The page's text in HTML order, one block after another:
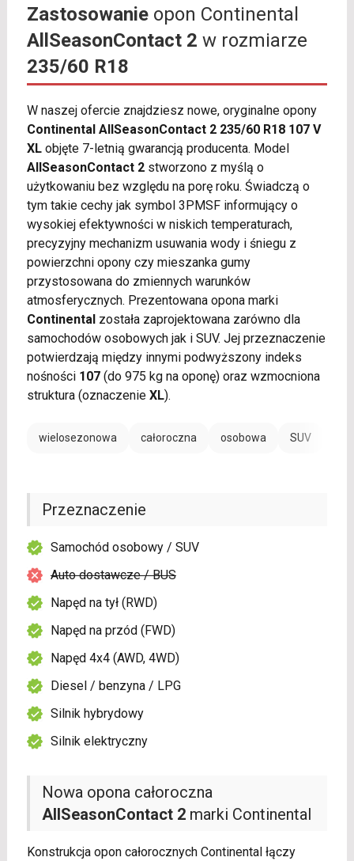
Zastosowanieopon Continental
AllSeasonContact 2 w rozmiarze
235/60 R18
W naszej ofercie znajdziesz nowe, oryginalne opony
Continental AllSeasonContact 2 235/60 R18 107 V
XLobjęte 7-letnią gwarancją producenta. Model
AllSeasonContact 2stworzono z myślą o
użytkowaniu bez względu na porę roku. Świadczą o
tym takie cechy jak symbol 3PMSF informujący o
wysokiej efektywności w niskich temperaturach,
precyzyjny mechanizm usuwania wody i śniegu z
powierzchni opony czy mieszanka gumy
przystosowana do zmiennych warunków
atmosferycznych. Prezentowana opona marki
Continentalzostała zaprojektowana zarówno dla
samochodów osobowych jak i SUV. Jej przeznaczenie
potwierdzają między innymi podwyższony indeks
nośności 107(do 975 kg na oponę) oraz wzmocniona
struktura (oznaczenie XL).
wielosezonowa całoroczna osobowa SUV
Nowa opona całoroczna
AllSeasonContact 2marki Continental
Konstrukcja opon całorocznych Continental łączy
Przeznaczenie
Samochód osobowy / SUV
Auto dostawcze / BUS
Napęd na tył (RWD)
Napęd na przód (FWD)
Napęd 4x4 (AWD, 4WD)
Diesel / benzyna / LPG
Silnik hybrydowy
Silnik elektryczny